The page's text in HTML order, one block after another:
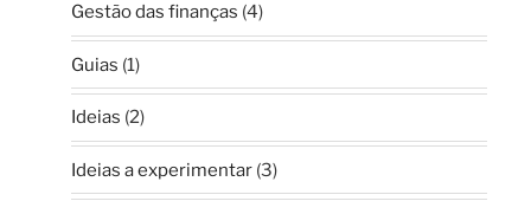
Gestão das finanças (4)
Guias (1)
Ideias (2)
Ideias a experimentar(3)